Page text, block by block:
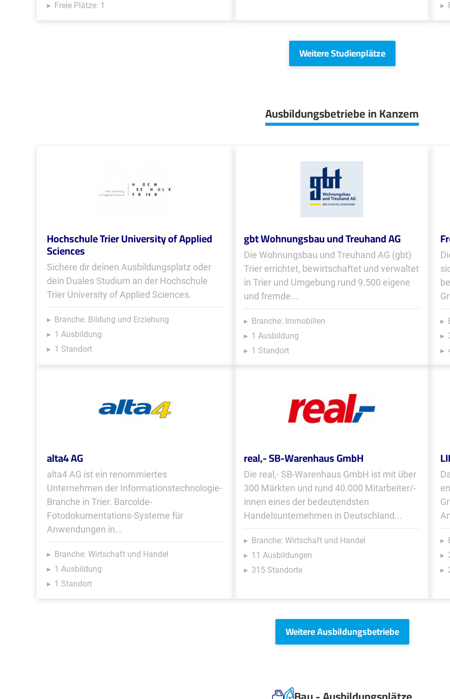
Freie Plätze: 1
Weitere Studienplätze
Ausbildungsbetriebe in Kanzem
Hochschule Trier University of Applied
Sciences
Sichere dir deinen Ausbildungsplatz oder
dein Duales Studium an der Hochschule
Trier University of Applied Sciences.
Branche: Bildung und Erziehung
1 Ausbildung
1 Standort
gbt Wohnungsbau und Treuhand AG
Die Wohnungsbau und Treuhand AG (gbt)
Trier errichtet, bewirtschaftet und verwaltet
in Trier und Umgebung rund 9.500 eigene
und fremde...
Branche: Immobilien
1 Ausbildung
1 Standort
alta4 AG
alta4 AG ist ein renommiertes
Unternehmen der Informationstechnologie-
Branche in Trier. Barcolde-
Fotodokumentations-Systeme für
Anwendungen in...
Branche: Wirtschaft und Handel
1 Ausbildung
1 Standort
real,- SB-Warenhaus GmbH
Die real,- SB-Warenhaus GmbH ist mit über
300 Märkten und rund 40.000 Mitarbeiter/-
innen eines der bedeutendsten
Handelsunternehmen in Deutschland...
Branche: Wirtschaft und Handel
11 Ausbildungen
315 Standorte
Weitere Ausbildungsbetriebe